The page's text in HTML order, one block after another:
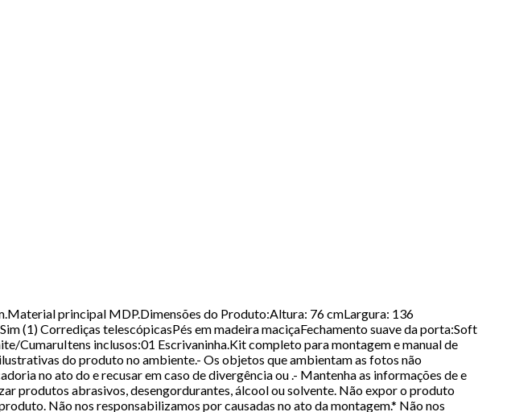
principal MDP.Dimensões do Produto:Altura: 76 cmLargura: 136
(1) Corrediças telescópicasPés em madeira maciçaFechamento suave da porta:Soft
CumaruItens inclusos:01 Escrivaninha.Kit completo para montagem e manual de
do produto no ambiente.- Os objetos que ambientam as fotos não
no ato do e recusar em caso de divergência ou .- Mantenha as informações de e
produtos abrasivos, desengordurantes, álcool ou solvente. Não expor o produto
Não nos responsabilizamos por causadas no ato da montagem.* Não nos